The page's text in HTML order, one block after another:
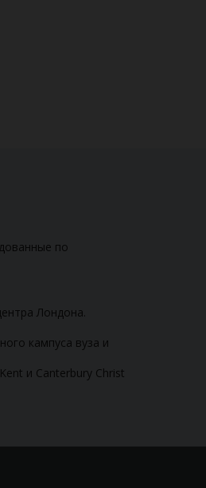
по
Лондона.
кампуса вуза и
и Canterbury Christ